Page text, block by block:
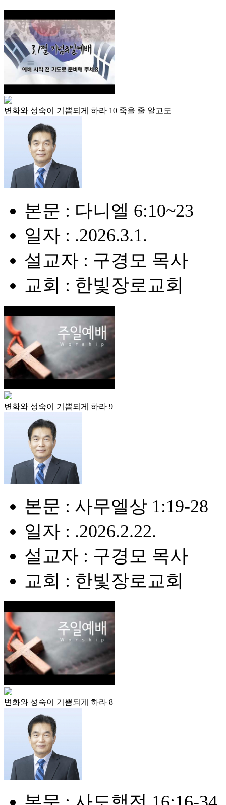
변화와 성숙이 기쁨되게 하라 10 죽을 줄 알고도
본문 : 다니엘 6:10~23
일자 : .2026.3.1.
설교자 : 구경모 목사
교회 : 한빛장로교회
변화와 성숙이 기쁨되게 하라 9
본문 : 사무엘상 1:19-28
일자 : .2026.2.22.
설교자 : 구경모 목사
교회 : 한빛장로교회
변화와 성숙이 기쁨되게 하라 8